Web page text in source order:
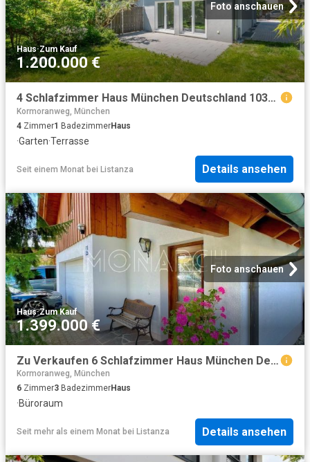
Foto anschauen
Haus·Zum Kauf
1.200.000 €
4 Schlafzimmer Haus München Deutschland 103841090
Kormoranweg, München
4 Zimmer1 BadezimmerHaus
·Garten·Terrasse
Seit einem Monat bei Listanza Details ansehen
Foto anschauen
Haus·Zum Kauf
1.399.000 €
Zu Verkaufen 6 Schlafzimmer Haus München Deutschland DS95086105
Kormoranweg, München
6 Zimmer3 BadezimmerHaus
·Büroraum
Seit mehr als einem Monat bei Listanza Details ansehen